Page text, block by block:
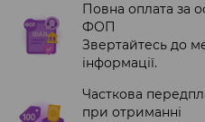
Повна оплата за
ФОП
Звертайтесь до
інформації.
Часткова
при отриманні